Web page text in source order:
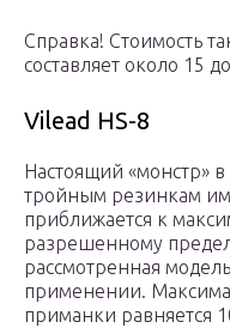
Справка! Стоимость
составляет около 15
Vilead HS-8
Настоящий «монстр» в
тройным резинкам
приближается к
разрешенному
рассмотренная
применении.
приманки равняется